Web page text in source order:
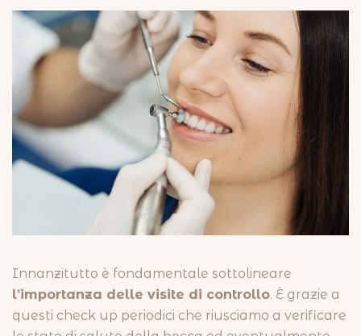
Innanzitutto è fondamentale sottolineare
l’importanza delle visite di controllo. È grazie a
questi check up periodici che riusciamo a verificare